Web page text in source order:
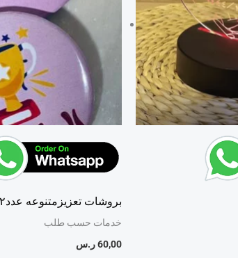
بروشات تعزيزمتنوعه عدد١٢
خدمات حسب طلب
60,00ر.س